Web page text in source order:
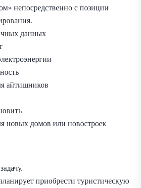
непосредственно с позиции
данных
айтишников
новых домов или новостроек
приобрести туристическую